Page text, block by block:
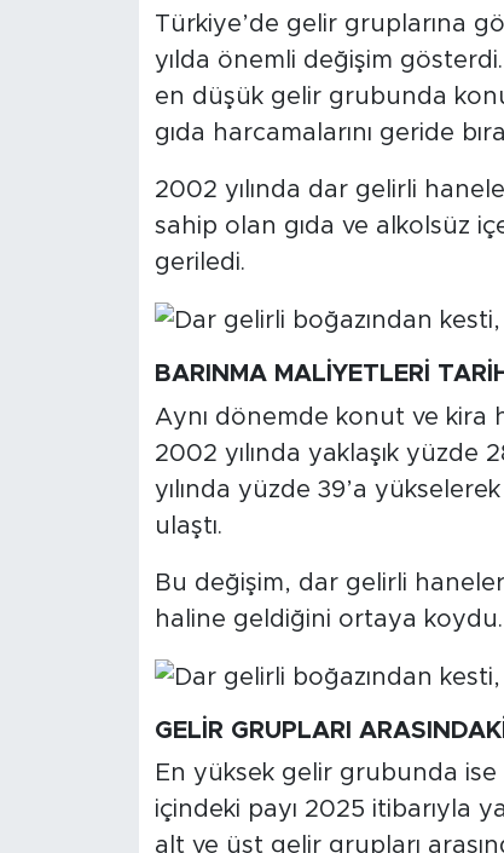
Türkiye’de gelir gruplarına
yılda önemli değişim
en düşük gelir grubunda
gıda harcamalarını geride
2002 yılında dar gelirli
sahip olan gıda ve alkolsüz
geriledi.
BARINMA MALİYETLERİ
Aynı dönemde konut ve kira
2002 yılında yaklaşık yüzde
yılında yüzde 39’a
ulaştı.
Bu değişim, dar gelirli
haline geldiğini ortaya koydu.
GELİR GRUPLARI
En yüksek gelir grubunda
içindeki payı 2025 itibarıyla
alt ve üst gelir grupları
TARİHTEN GÜNÜMÜZE
FOTO GALERİ
VİDEOLAR
ALINTI YAZARLAR